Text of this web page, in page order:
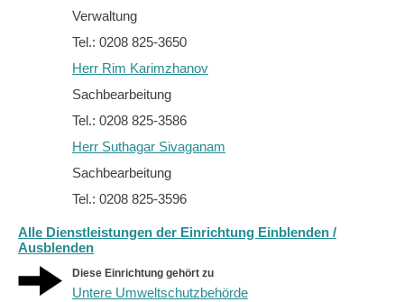
Verwaltung
Tel.: 0208 825-3650
Herr Rim Karimzhanov
Sachbearbeitung
Tel.: 0208 825-3586
Herr Suthagar Sivaganam
Sachbearbeitung
Tel.: 0208 825-3596
Alle Dienstleistungen der Einrichtung Einblenden /
Ausblenden
Diese Einrichtung gehört zu
Untere Umweltschutzbehörde